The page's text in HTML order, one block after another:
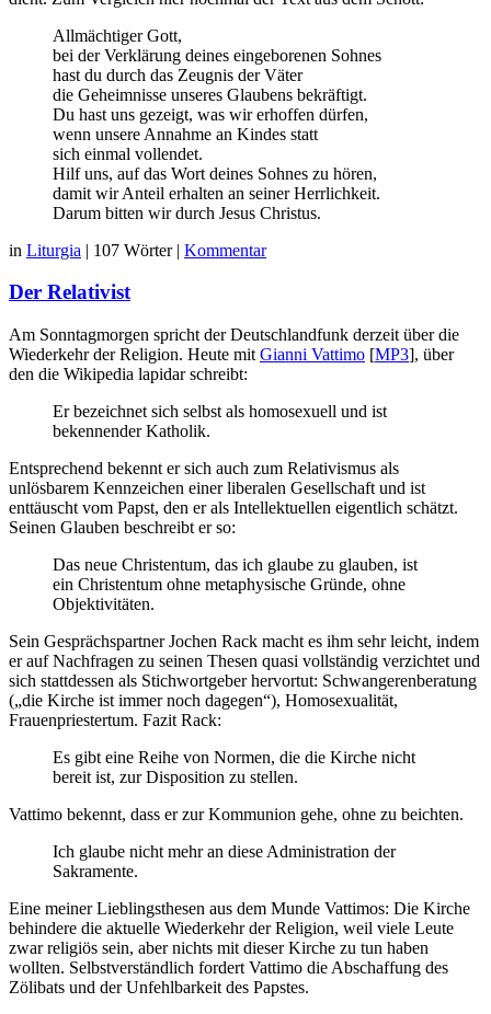
Allmächtiger Gott,
bei der Verklärung deines eingeborenen Sohnes
hast du durch das Zeugnis der Väter
die Geheimnisse unseres Glaubens bekräftigt.
Du hast uns gezeigt, was wir erhoffen dürfen,
wenn unsere Annahme an Kindes statt
sich einmal vollendet.
Hilf uns, auf das Wort deines Sohnes zu hören,
damit wir Anteil erhalten an seiner Herrlichkeit.
Darum bitten wir durch Jesus Christus.
in Liturgia | 107 Wörter | Kommentar
Der Relativist
Am Sonntagmorgen spricht der Deutschlandfunk derzeit über die
Wiederkehr der Religion. Heute mit Gianni Vattimo [MP3], über
den die Wikipedia lapidar schreibt:
Er bezeichnet sich selbst als homosexuell und ist
bekennender Katholik.
Entsprechend bekennt er sich auch zum Relativismus als
unlösbarem Kennzeichen einer liberalen Gesellschaft und ist
enttäuscht vom Papst, den er als Intellektuellen eigentlich schätzt.
Seinen Glauben beschreibt er so:
Das neue Christentum, das ich glaube zu glauben, ist
ein Christentum ohne metaphysische Gründe, ohne
Objektivitäten.
Sein Gesprächspartner Jochen Rack macht es ihm sehr leicht, indem
er auf Nachfragen zu seinen Thesen quasi vollständig verzichtet und
sich stattdessen als Stichwortgeber hervortut: Schwangerenberatung
(„die Kirche ist immer noch dagegen“), Homosexualität,
Frauenpriestertum. Fazit Rack:
Es gibt eine Reihe von Normen, die die Kirche nicht
bereit ist, zur Disposition zu stellen.
Vattimo bekennt, dass er zur Kommunion gehe, ohne zu beichten.
Ich glaube nicht mehr an diese Administration der
Sakramente.
Eine meiner Lieblingsthesen aus dem Munde Vattimos: Die Kirche
behindere die aktuelle Wiederkehr der Religion, weil viele Leute
zwar religiös sein, aber nichts mit dieser Kirche zu tun haben
wollten. Selbstverständlich fordert Vattimo die Abschaffung des
Zölibats und der Unfehlbarkeit des Papstes.